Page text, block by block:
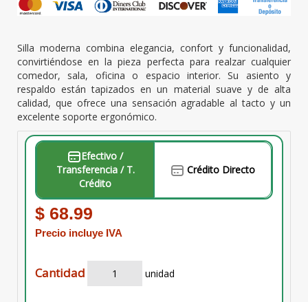
Silla moderna combina elegancia, confort y funcionalidad,
convirtiéndose en la pieza perfecta para realzar cualquier
comedor, sala, oficina o espacio interior. Su asiento y
respaldo están tapizados en un material suave y de alta
calidad, que ofrece una sensación agradable al tacto y un
excelente soporte ergonómico.
Efectivo /
Transferencia / T.
Crédito
Crédito Directo
$ 68.99
Precio incluye IVA
Cantidad unidad